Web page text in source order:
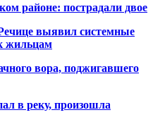
районе: пострадали двое
выявил системные
жильцам
вора, поджигавшего
в реку, произошла